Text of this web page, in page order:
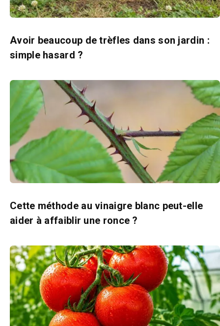
Avoir beaucoup de trèfles dans son jardin :
simple hasard ?
Cette méthode au vinaigre blanc peut-elle
aider à affaiblir une ronce ?